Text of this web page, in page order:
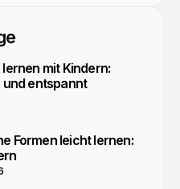
mit Kindern:
entspannt
Formen leicht lernen: